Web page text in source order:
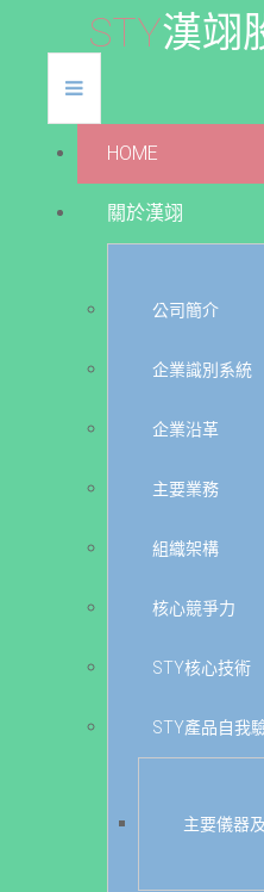
STY漢翊
HOME
關於漢翊
公司簡介
企業識別系統
企業沿革
主要業務
組織架構
核心競爭力
STY核心技術
STY產品自我
主要儀器